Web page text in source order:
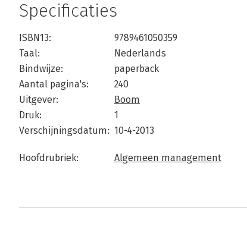
Specificaties
ISBN13:
9789461050359
Taal:
Nederlands
Bindwijze:
paperback
Aantal pagina's:
240
Uitgever:
Boom
Druk:
1
Verschijningsdatum: 10-4-2013
Hoofdrubriek: Algemeen management